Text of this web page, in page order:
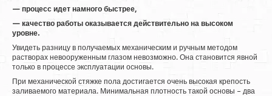
—​ процесс идет намного быстрее,
— качество работы оказывается действительно на высоком
уровне.
Увидеть разницу в получаемых механическим и ручным методом
растворах невооруженным глазом невозможно. Она становится явной
только в процессе эксплуатации основы.
При механической стяжке пола достигается очень высокая крепость
заливаемого материала. Минимальная плотность такой основы – два